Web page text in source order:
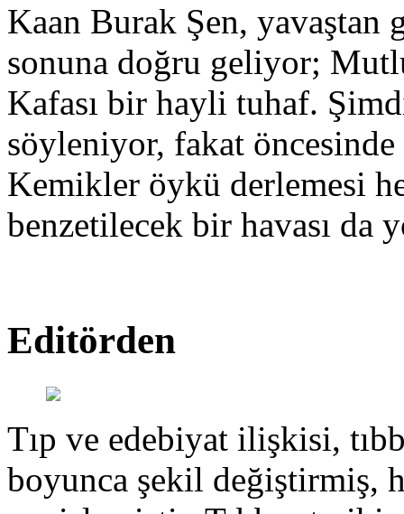
Kaan Burak Şen, yavaştan
sonuna doğru geliyor;
Kafası bir hayli tuhaf.
söyleniyor, fakat
Kemikler öykü derlemesi
benzetilecek bir havası da
Editörden
Tıp ve edebiyat ilişkisi,
boyunca şekil değiştirmiş,